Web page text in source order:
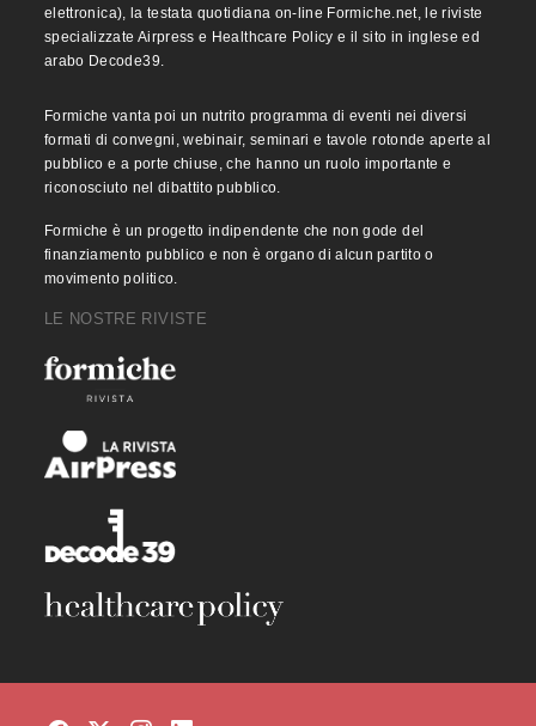
elettronica), la testata quotidiana on-line Formiche.net, le riviste
specializzate Airpress e Healthcare Policy e il sito in inglese ed
arabo Decode39.
Formiche vanta poi un nutrito programma di eventi nei diversi
formati di convegni, webinair, seminari e tavole rotonde aperte al
pubblico e a porte chiuse, che hanno un ruolo importante e
riconosciuto nel dibattito pubblico.
Formiche è un progetto indipendente che non gode del
finanziamento pubblico e non è organo di alcun partito o
movimento politico.
LE NOSTRE RIVISTE